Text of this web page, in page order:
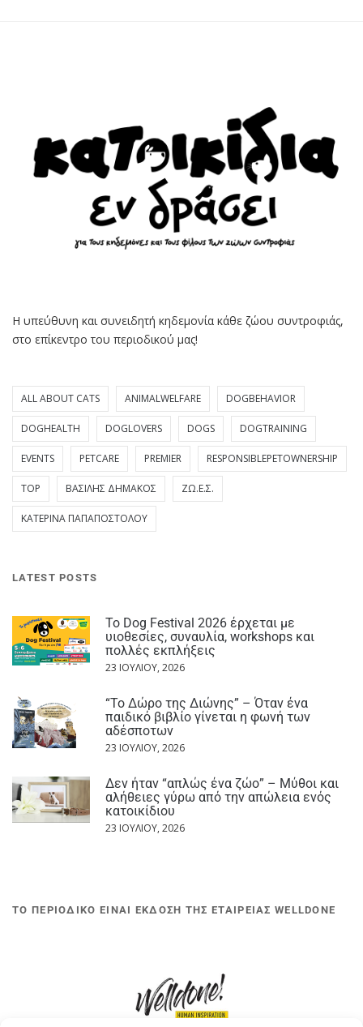
Η υπεύθυνη και συνειδητή κηδεμονία κάθε ζώου συντροφιάς,
στο επίκεντρο του περιοδικού μας!
ALL ABOUT CATS ANIMALWELFARE DOGBEHAVIOR
DOGHEALTH DOGLOVERS DOGS DOGTRAINING
EVENTS PETCARE PREMIER RESPONSIBLEPETOWNERSHIP
TOP ΒΑΣΊΛΗΣ ΔΗΜΆΚΟΣ ΖΩ.Ε.Σ.
ΚΑΤΕΡΊΝΑ ΠΑΠΑΠΟΣΤΌΛΟΥ
LATEST POSTS
Το Dog Festival 2026 έρχεται με
υιοθεσίες, συναυλία, workshops και
πολλές εκπλήξεις
23 ΙΟΥΛΊΟΥ, 2026
“Το Δώρο της Διώνης” – Όταν ένα
παιδικό βιβλίο γίνεται η φωνή των
αδέσποτων
23 ΙΟΥΛΊΟΥ, 2026
Δεν ήταν “απλώς ένα ζώο” – Μύθοι και
αλήθειες γύρω από την απώλεια ενός
κατοικίδιου
23 ΙΟΥΛΊΟΥ, 2026
ΤΟ ΠΕΡΙΟΔΙΚΟ ΕΙΝΑΙ ΕΚΔΟΣΗ ΤΗΣ ΕΤΑΙΡΕΙΑΣ WELLDONE